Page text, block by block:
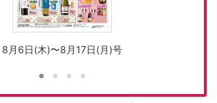
8月6日(木)〜8月17日(月)号